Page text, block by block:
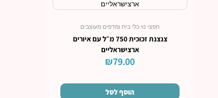
חפצי נוי כלי בית ומדפים מעוצבים
צנצנת זכוכית 750 מ״ל עם איורים
ארצישראליים
₪79.00
הוסף לסל